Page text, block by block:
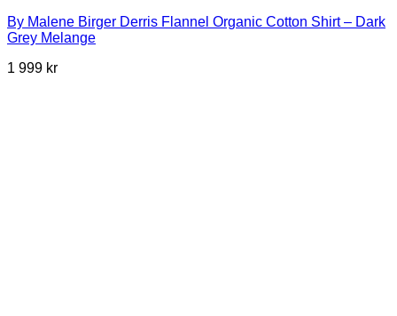
By Malene Birger Derris Flannel Organic Cotton Shirt – Dark
Grey Melange
1 999 kr